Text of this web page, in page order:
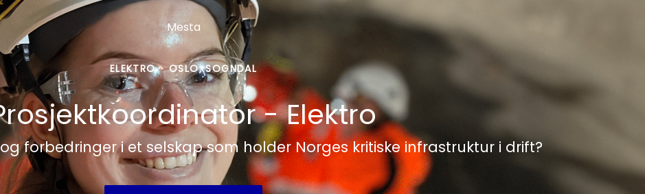
Mesta
ELEKTRO · OSLO, SOGNDAL
- Elektro
forbedringer i et selskap som holder Norges kritiske infrastruktur i drift?